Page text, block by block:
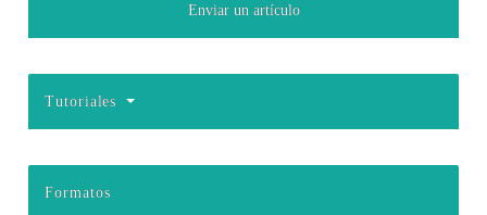
Enviar un artículo
Tutoriales
Formatos